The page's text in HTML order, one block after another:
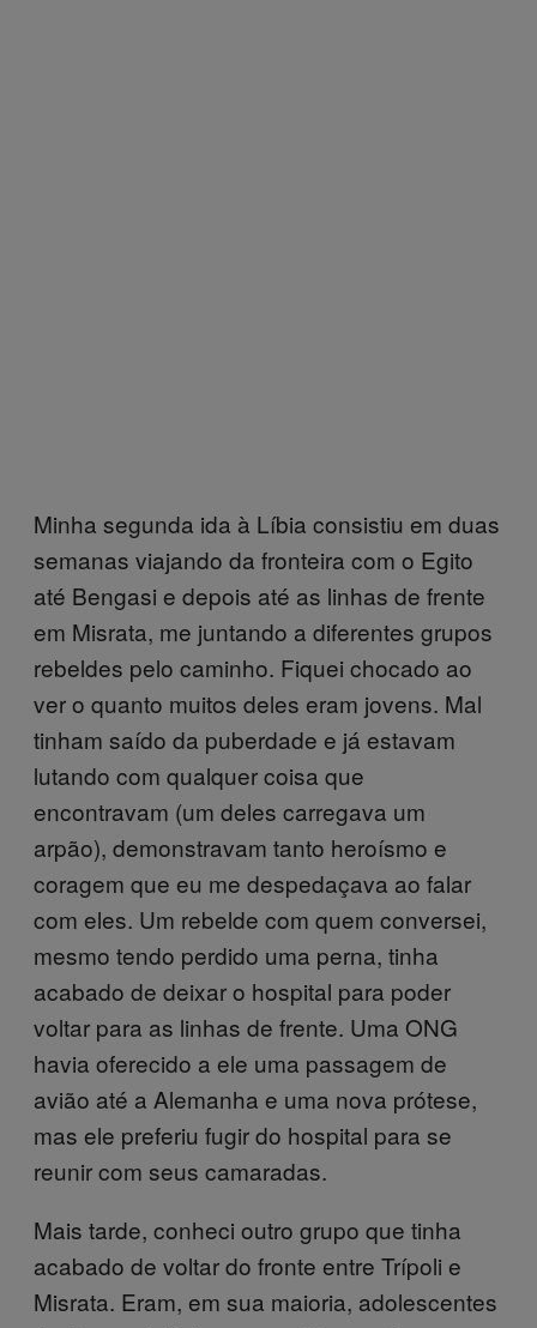
Minha segunda ida à Líbia consistiu em duas
semanas viajando da fronteira com o Egito
até Bengasi e depois até as linhas de frente
em Misrata, me juntando a diferentes grupos
rebeldes pelo caminho. Fiquei chocado ao
ver o quanto muitos deles eram jovens. Mal
tinham saído da puberdade e já estavam
lutando com qualquer coisa que
encontravam (um deles carregava um
arpão), demonstravam tanto heroísmo e
coragem que eu me despedaçava ao falar
com eles. Um rebelde com quem conversei,
mesmo tendo perdido uma perna, tinha
acabado de deixar o hospital para poder
voltar para as linhas de frente. Uma ONG
havia oferecido a ele uma passagem de
avião até a Alemanha e uma nova prótese,
mas ele preferiu fugir do hospital para se
reunir com seus camaradas.
Mais tarde, conheci outro grupo que tinha
acabado de voltar do fronte entre Trípoli e
Misrata. Eram, em sua maioria, adolescentes